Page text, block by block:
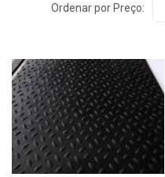
Ordenar por Preço: